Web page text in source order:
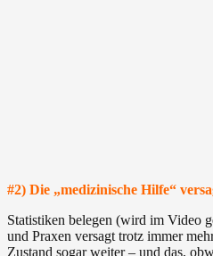
#2) Die „medizinische Hilfe“
Statistiken belegen (wird im Video
und Praxen versagt trotz immer
Zustand sogar weiter – und das,